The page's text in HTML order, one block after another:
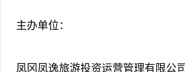
主办单位：
凤冈凤逸旅游投资运营管理有限公司